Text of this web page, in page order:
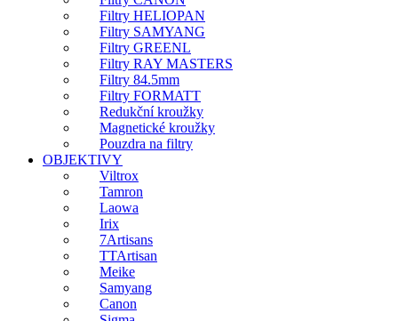
Filtry HELIOPAN
Filtry SAMYANG
Filtry GREENL
Filtry RAY MASTERS
Filtry 84.5mm
Filtry FORMATT
Redukční kroužky
Magnetické kroužky
Pouzdra na filtry
OBJEKTIVY
Viltrox
Tamron
Laowa
Irix
7Artisans
TTArtisan
Meike
Samyang
Canon